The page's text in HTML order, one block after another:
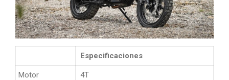
Especificaciones
Motor 4T